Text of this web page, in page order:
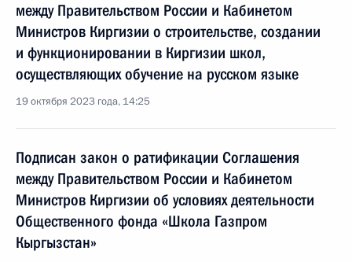
между Правительством России и Кабинетом
Министров Киргизии о строительстве, создании
и функционировании в Киргизии школ,
осуществляющих обучение на русском языке
19 октября 2023 года, 14:25
Подписан закон о ратификации Соглашения
между Правительством России и Кабинетом
Министров Киргизии об условиях деятельности
Общественного фонда «Школа Газпром
Кыргызстан»